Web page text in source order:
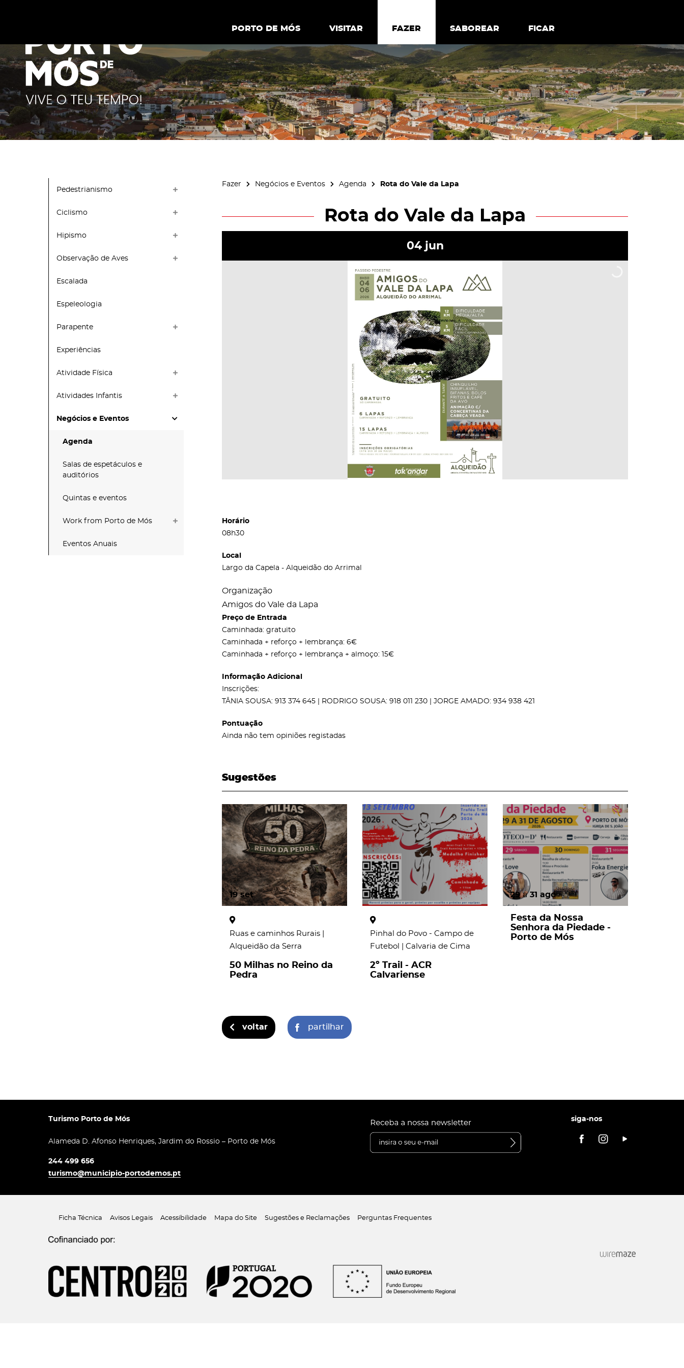
PORTO DE MÓS
VISITAR FAZER SABOREAR FICAR
PORTO DE MÓS VISITAR FAZER SABOREAR FICAR
Pedestrianismo
Ciclismo
Hipismo
Observação de Aves
Escalada
Espeleologia
Parapente
Experiências
Atividade Física
Atividades Infantis
Negócios e Eventos
Agenda
Salas de espetáculos e
auditórios
Quintas e eventos
Work from Porto de Mós
Eventos Anuais
Fazer Negócios e Eventos Agenda Rota do Vale da Lapa
Rota do Vale da Lapa
04 jun
Horário
08h30
Local
Largo da Capela - Alqueidão do Arrimal
Organização
Amigos do Vale da Lapa
Preço de Entrada
Caminhada: gratuito
Caminhada + reforço + lembrança: 6€
Caminhada + reforço + lembrança + almoço: 15€
Informação Adicional
Inscrições:
TÂNIA SOUSA: 913 374 645 | RODRIGO SOUSA: 918 011 230 | JORGE AMADO: 934 938 421
Pontuação
Ainda não tem opiniões registadas
Sugestões
page
19 set
Ruas e caminhos Rurais |
Alqueidão da Serra
50 Milhas no Reino da
Pedra
page
13 set
Pinhal do Povo - Campo de
Futebol | Calvaria de Cima
2º Trail - ACR
Calvariense
page
29 a 31 ago
Festa da Nossa
Senhora da Piedade -
Porto de Mós
voltar partilhar
Turismo Porto de Mós
Alameda D. Afonso Henriques, Jardim do Rossio – Porto de Mós
244 499 656
turismo@municipio-portodemos.pt
siga-nos
Ficha Técnica Avisos Legais Acessibilidade Mapa do Site Sugestões e Reclamações Perguntas Frequentes